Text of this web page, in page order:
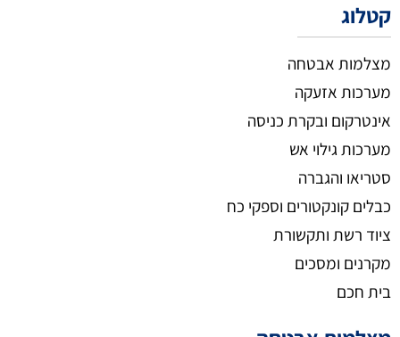
קטלוג
מצלמות אבטחה
מערכות אזעקה
אינטרקום ובקרת כניסה
מערכות גילוי אש
סטריאו והגברה
כבלים קונקטורים וספקי כח
ציוד רשת ותקשורת
מקרנים ומסכים
בית חכם